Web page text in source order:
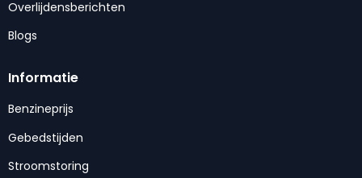
Overlijdensberichten
Blogs
Informatie
Benzineprijs
Gebedstijden
Stroomstoring